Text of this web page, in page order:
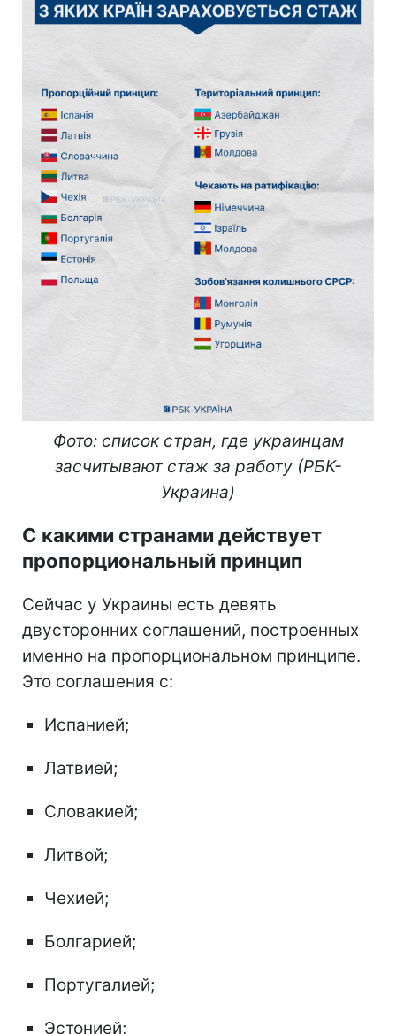
Фото: список стран, где украинцам
засчитывают стаж за работу (РБК-
Украина)
С какими странами действует
пропорциональный принцип
Сейчас у Украины есть девять
двусторонних соглашений, построенных
именно на пропорциональном принципе.
Это соглашения с:
Испанией;
Латвией;
Словакией;
Литвой;
Чехией;
Болгарией;
Португалией;
Эстонией;